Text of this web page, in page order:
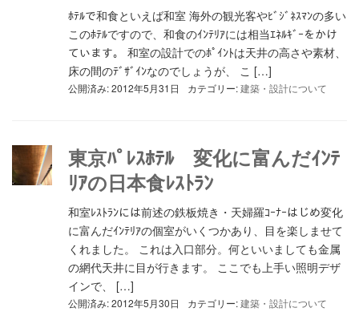
ﾎﾃﾙで和食といえば和室 海外の観光客やﾋﾞｼﾞﾈｽﾏﾝの多い
このﾎﾃﾙですので、和食のｲﾝﾃﾘｱには相当ｴﾈﾙｷﾞｰをかけ
ています。 和室の設計でのﾎﾟｲﾝﾄは天井の高さや素材、
床の間のﾃﾞｻﾞｲﾝなのでしょうが、 こ […]
公開済み: 2012年5月31日 カテゴリー:建築・設計について
東京ﾊﾟﾚｽﾎﾃﾙ 変化に富んだｲﾝﾃ
ﾘｱの日本食ﾚｽﾄﾗﾝ
和室ﾚｽﾄﾗﾝには前述の鉄板焼き・天婦羅ｺｰﾅｰはじめ変化
に富んだｲﾝﾃﾘｱの個室がいくつかあり、目を楽しませて
くれました。 これは入口部分。何といいましても金属
の網代天井に目が行きます。 ここでも上手い照明デザ
インで、 […]
公開済み: 2012年5月30日 カテゴリー:建築・設計について